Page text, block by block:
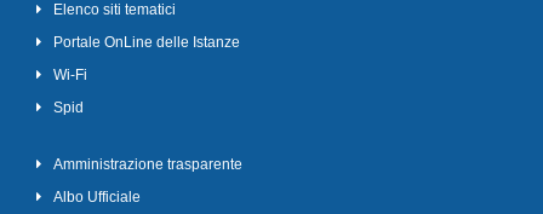
Elenco siti tematici
Portale OnLine delle Istanze
Wi-Fi
Spid
Amministrazione trasparente
Albo Ufficiale